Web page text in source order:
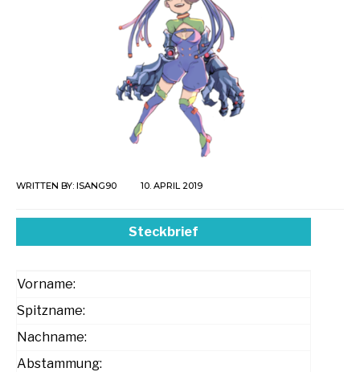
WRITTEN BY: ISANG90 10. APRIL 2019
Steckbrief
Vorname:
Spitzname:
Nachname:
Abstammung: